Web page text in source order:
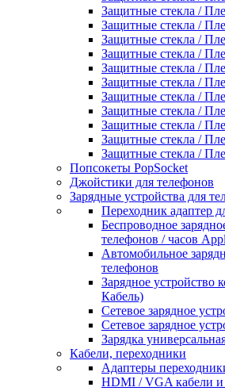
Защитные стекла /
Защитные стекла /
Защитные стекла /
Защитные стекла /
Защитные стекла /
Защитные стекла /
Защитные стекла /
Защитные стекла /
Защитные стекла /
Защитные стекла /
Защитные стекла /
Попсокеты PopSocket
Джойстики для телефонов
Зарядные устройства для
Переходник адаптер
Беспроводное
телефонов / часов
Автомобильное
телефонов
Зарядное устройство
Кабель)
Сетевое зарядное
Сетевое зарядное
Зарядка
Кабели, переходники
Адаптеры
HDMI / VGA кабели и